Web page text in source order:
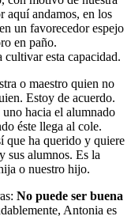
aquí andamos, en los
un favorecedor espejo
en paño.
cultivar esta capacidad.
o maestro quien no
Estoy de acuerdo.
hacia el alumnado
éste llega al cole.
que ha querido y quiere
sus alumnos. Es la
o nuestro hijo.
No puede ser buena
Antonia es